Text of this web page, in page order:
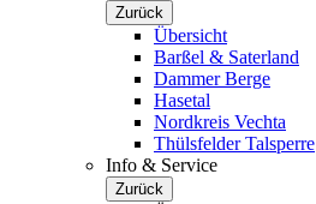
Zurück
Übersicht
Barßel & Saterland
Dammer Berge
Hasetal
Nordkreis Vechta
Thülsfelder Talsperre
Info & Service
Zurück